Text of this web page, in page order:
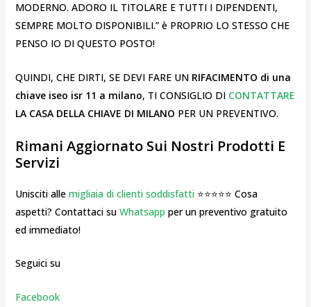
MODERNO. ADORO IL TITOLARE E TUTTI I DIPENDENTI,
SEMPRE MOLTO DISPONIBILI.” è PROPRIO LO STESSO CHE
PENSO IO DI QUESTO POSTO!
QUINDI, CHE DIRTI, SE DEVI FARE UNRIFACIMENTO di una
chiave iseo isr 11 a milano, TI CONSIGLIO DI CONTATTARE
LA CASA DELLA CHIAVE DI MILANO PER UN PREVENTIVO.
Rimani Aggiornato Sui Nostri Prodotti E
Servizi
Unisciti alle migliaia di clienti soddisfatti⭐⭐⭐⭐⭐ Cosa
aspetti? Contattaci su Whatsapp per un preventivo gratuito
ed immediato!
Seguici su
Facebook